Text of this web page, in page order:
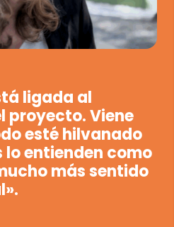
ligada al
proyecto. Viene
esté hilvanado
lo entienden como
más sentido